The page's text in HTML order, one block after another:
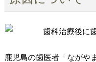
鹿児島の歯医者「ながや